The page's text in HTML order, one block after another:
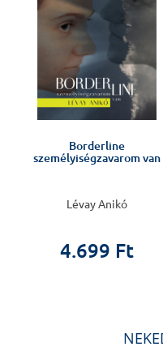
Borderline
személyiségzavarom van
Lévay Anikó
4.699 Ft